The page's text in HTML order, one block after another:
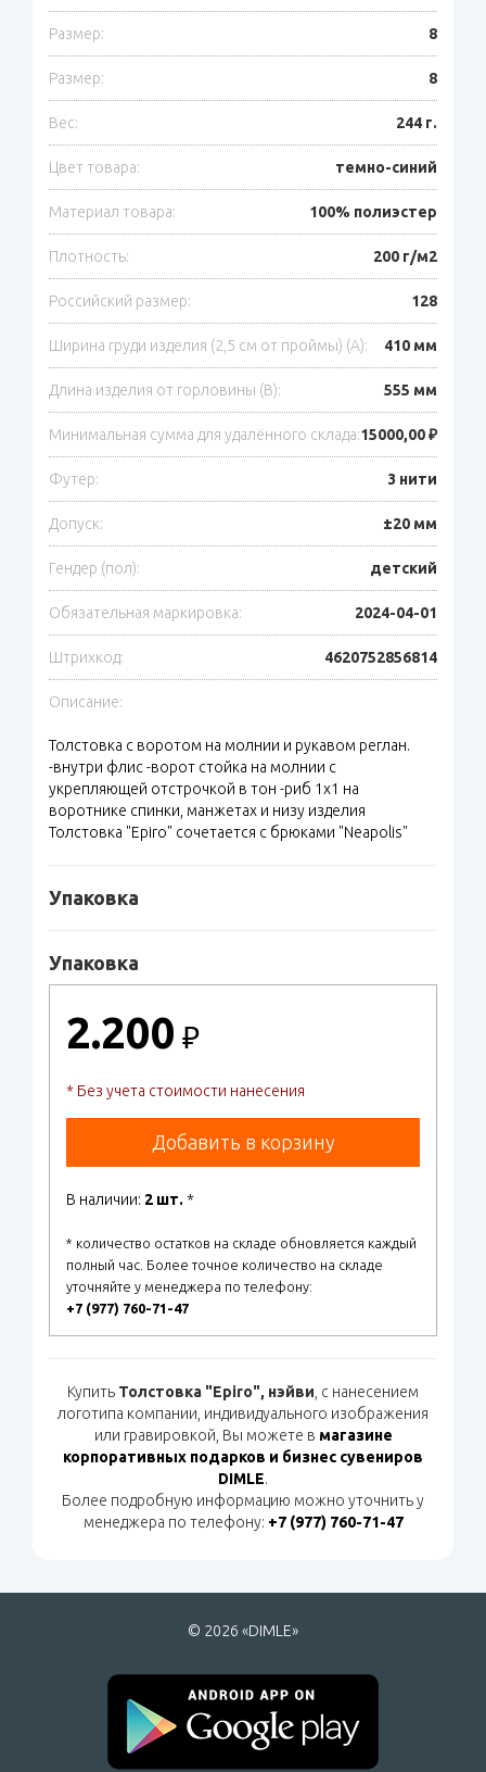
Размер: 8
Размер: 8
Вес: 244 г.
Цвет товара: темно-синий
Материал товара: 100% полиэстер
Плотность: 200 г/м2
Российский размер: 128
Ширина груди изделия (2,5 см от проймы) (A): 410 мм
Длина изделия от горловины (B): 555 мм
Минимальная сумма для удалённого склада:15000,00 ₽
Футер: 3 нити
Допуск: ±20 мм
Гендер (пол): детский
Обязательная маркировка: 2024-04-01
Штрихкод: 4620752856814
Описание:
Толстовка с воротом на молнии и рукавом реглан.
-внутри флис -ворот стойка на молнии с
укрепляющей отстрочкой в тон -риб 1х1 на
воротнике спинки, манжетах и низу изделия
Толстовка "Epiro" сочетается с брюками "Neapolis"
Упаковка
Упаковка
2.200 ₽
* Без учета стоимости нанесения
Добавить в корзину
В наличии: 2 шт. *
* количество остатков на складе обновляется каждый
полный час. Более точное количество на складе
уточняйте у менеджера по телефону:
+7 (977) 760-71-47
Купить Толстовка "Epiro", нэйви , с нанесением
логотипа компании, индивидуального изображения
или гравировкой, Вы можете в магазине
корпоративных подарков и бизнес сувениров
DIMLE.
Более подробную информацию можно уточнить у
менеджера по телефону: +7 (977) 760-71-47
© 2026 «DIMLE»